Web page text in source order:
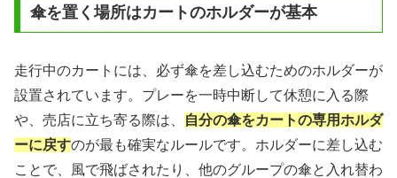
傘を置く場所はカートのホルダーが基本
走行中のカートには、必ず傘を差し込むためのホルダーが
設置されています。プレーを一時中断して休憩に入る際
や、売店に立ち寄る際は、
自分の傘をカートの専用ホルダ
ーに戻すのが最も確実なルールです。ホルダーに差し込む
ことで、風で飛ばされたり、他のグループの傘と入れ替わ